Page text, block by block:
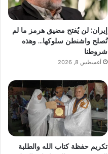
إيران: لن يُفتح مضيق هرمز ما لم
تُصلح واشنطن سلوكها… وهذه
شروطنا
أغسطس 8, 2026
تكريم حفظة كتاب الله والطلبة